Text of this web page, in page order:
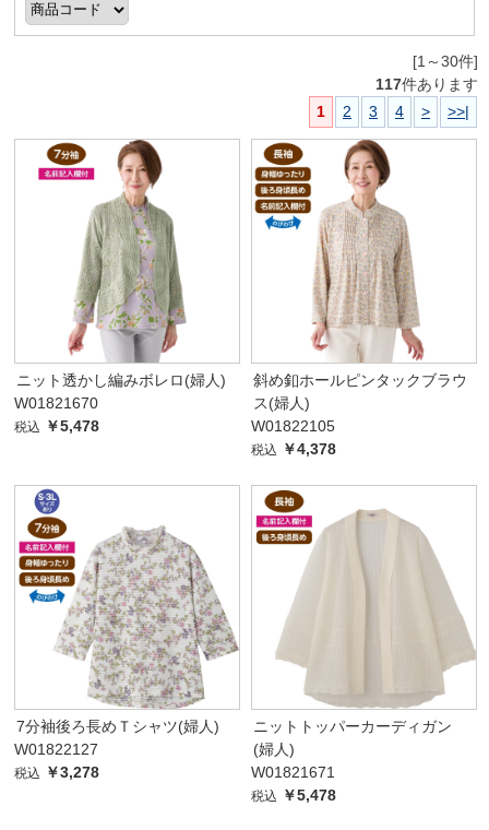
[1～30件]
117件あります
1
2 3 4 > >>|
ニット透かし編みボレロ(婦人)
W01821670
税込 ￥5,478
斜め釦ホールピンタックブラウ
ス(婦人)
W01822105
税込 ￥4,378
7分袖後ろ長めＴシャツ(婦人)
W01822127
税込 ￥3,278
ニットトッパーカーディガン
(婦人)
W01821671
税込 ￥5,478